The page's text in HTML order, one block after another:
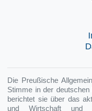
Die Preußische
Stimme in der
berichtet sie über das
und Wirtschaft und